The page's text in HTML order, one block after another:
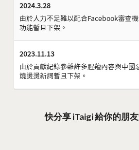
2024.3.28
由於人力不足難以配合Facebook審查
功能暫且下架。
2023.11.13
由於貢獻紀錄參雜許多腥羶內容與中國
燒燙燙新詞暫且下架。
快分享 iTaigi 給你的朋友